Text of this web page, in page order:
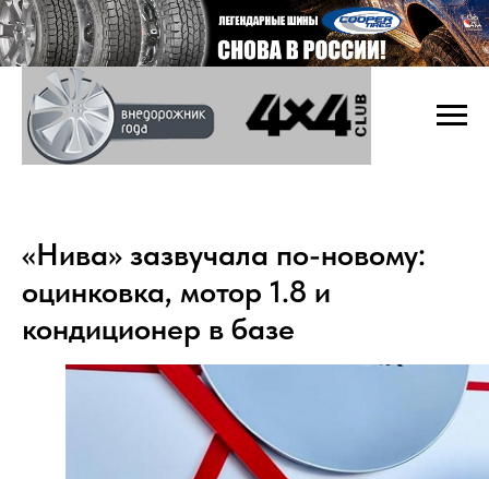
«Нива» зазвучала по-новому:
оцинковка, мотор 1.8 и
кондиционер в базе